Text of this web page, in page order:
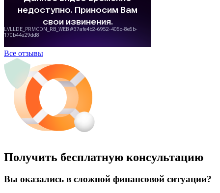
Все отзывы
Получить бесплатную консультацию
Вы оказались в сложной финансовой ситуации?